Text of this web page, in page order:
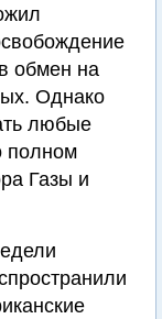
обмен на
Однако
любые
полном
Газы и